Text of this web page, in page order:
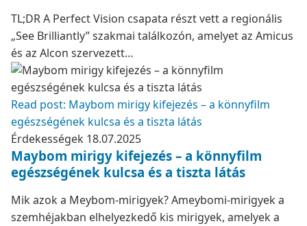
TL;DR A Perfect Vision csapata részt vett a regionális
„See Brilliantly” szakmai találkozón, amelyet az Amicus
és az Alcon szervezett…
Read post: Maybom mirigy kifejezés – a könnyfilm
egészségének kulcsa és a tiszta látás
Érdekességek 18.07.2025
Maybom mirigy kifejezés – a könnyfilm
egészségének kulcsa és a tiszta látás
Mik azok a Meybom-mirigyek? Ameybomi-mirigyek a
szemhéjakban elhelyezkedő kis mirigyek, amelyek a